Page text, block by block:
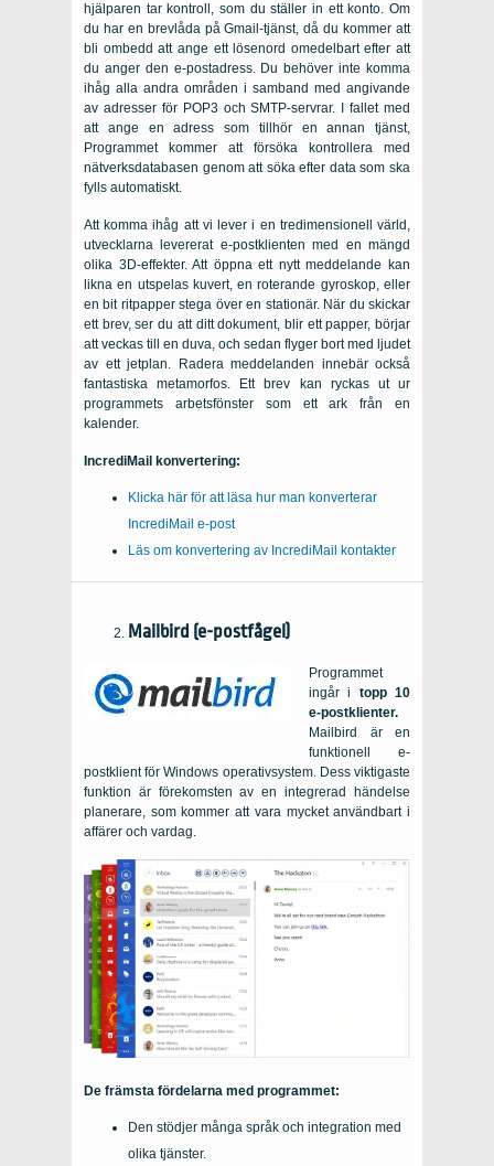
hjälparen tar kontroll, som du ställer in ett konto. Om
du har en brevlåda på Gmail-tjänst, då du kommer att
bli ombedd att ange ett lösenord omedelbart efter att
du anger den e-postadress. Du behöver inte komma
ihåg alla andra områden i samband med angivande
av adresser för POP3 och SMTP-servrar. I fallet med
att ange en adress som tillhör en annan tjänst,
Programmet kommer att försöka kontrollera med
nätverksdatabasen genom att söka efter data som ska
fylls automatiskt.
Att komma ihåg att vi lever i en tredimensionell värld,
utvecklarna levererat e-postklienten med en mängd
olika 3D-effekter. Att öppna ett nytt meddelande kan
likna en utspelas kuvert, en roterande gyroskop, eller
en bit ritpapper stega över en stationär. När du skickar
ett brev, ser du att ditt dokument, blir ett papper, börjar
att veckas till en duva, och sedan flyger bort med ljudet
av ett jetplan. Radera meddelanden innebär också
fantastiska metamorfos. Ett brev kan ryckas ut ur
programmets arbetsfönster som ett ark från en
kalender.
IncrediMail konvertering:
Klicka här för att läsa hur man konverterar
IncrediMail e-post
Läs om konvertering av IncrediMail kontakter
Mailbird (e-postfågel)
Programmet
ingår i topp 10
e-postklienter.
Mailbird är en
funktionell e-
postklient för Windows operativsystem. Dess viktigaste
funktion är förekomsten av en integrerad händelse
planerare, som kommer att vara mycket användbart i
affärer och vardag.
De främsta fördelarna med programmet:
Den stödjer många språk och integration med
olika tjänster.